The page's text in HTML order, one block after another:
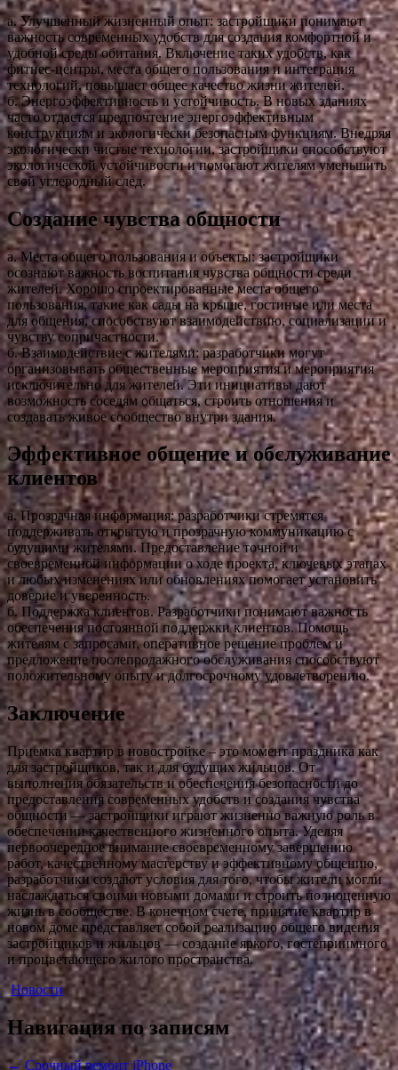
а. Улучшенный жизненный опыт: застройщики понимают
важность современных удобств для создания комфортной и
удобной среды обитания. Включение таких удобств, как
фитнес-центры, места общего пользования и интеграция
технологий, повышает общее качество жизни жителей.
б. Энергоэффективность и устойчивость. В новых зданиях
часто отдается предпочтение энергоэффективным
конструкциям и экологически безопасным функциям. Внедряя
экологически чистые технологии, застройщики способствуют
экологической устойчивости и помогают жителям уменьшить
свой углеродный след.
Создание чувства общности
а. Места общего пользования и объекты: застройщики
осознают важность воспитания чувства общности среди
жителей. Хорошо спроектированные места общего
пользования, такие как сады на крыше, гостиные или места
для общения, способствуют взаимодействию, социализации и
чувству сопричастности.
б. Взаимодействие с жителями: разработчики могут
организовывать общественные мероприятия и мероприятия
исключительно для жителей. Эти инициативы дают
возможность соседям общаться, строить отношения и
создавать живое сообщество внутри здания.
Эффективное общение и обслуживание
клиентов
а. Прозрачная информация: разработчики стремятся
поддерживать открытую и прозрачную коммуникацию с
будущими жителями. Предоставление точной и
своевременной информации о ходе проекта, ключевых этапах
и любых изменениях или обновлениях помогает установить
доверие и уверенность.
б. Поддержка клиентов. Разработчики понимают важность
обеспечения постоянной поддержки клиентов. Помощь
жителям с запросами, оперативное решение проблем и
предложение послепродажного обслуживания способствуют
положительному опыту и долгосрочному удовлетворению.
Заключение
Приемка квартир в новостройке – это момент праздника как
для застройщиков, так и для будущих жильцов. От
выполнения обязательств и обеспечения безопасности до
предоставления современных удобств и создания чувства
общности — застройщики играют жизненно важную роль в
обеспечении качественного жизненного опыта. Уделяя
первоочередное внимание своевременному завершению
работ, качественному мастерству и эффективному общению,
разработчики создают условия для того, чтобы жители могли
наслаждаться своими новыми домами и строить полноценную
жизнь в сообществе. В конечном счете, принятие квартир в
новом доме представляет собой реализацию общего видения
застройщиков и жильцов — создание яркого, гостеприимного
и процветающего жилого пространства.
Новости
Навигация по записям
← Срочный ремонт iPhone